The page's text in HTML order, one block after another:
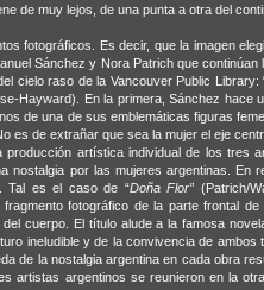
de muy lejos, de una punta a otra del
fotográficos. Es decir, que la imagen
Sánchez y Nora Patrich que continúan
cielo raso de la Vancouver Public Library:
Hayward). En la primera, Sánchez hace
de una de sus emblemáticas figuras
es de extrañar que sea la mujer el eje
artística individual de los tres
nostalgia por las mujeres argentinas. En
Tal es el caso de “Doña Flor” (Patrich/
fotográfico de la parte frontal de
cuerpo. El título alude a la famosa
ineludible y de la convivencia de ambos
de la nostalgia argentina en cada obra
artistas argentinos se reunieron en la